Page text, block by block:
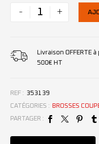
- +
Livraison OFFERTE
500€ HT
REF : 353139
CATÉGORIES :
BROSSES
PARTAGER :